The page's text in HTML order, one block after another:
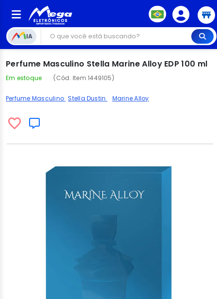
IA
Perfume Masculino Stella Marine Alloy EDP 100 ml
Em estoque (Cód. Item 1449105)
Perfume Masculino Stella Dustin Marine Alloy